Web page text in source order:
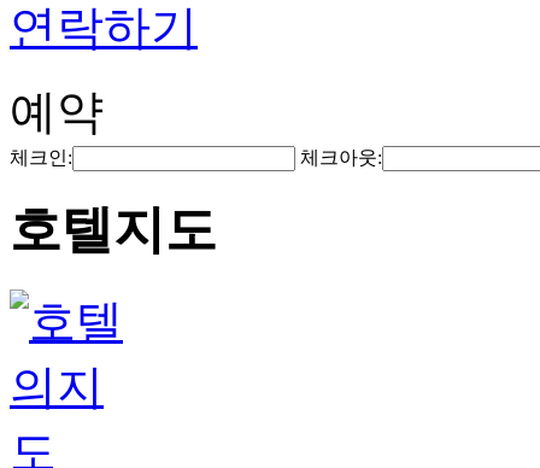
연락하기
예약
체크인: 체크아웃:
호텔지도